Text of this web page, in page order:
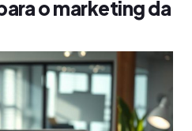
o marketing da